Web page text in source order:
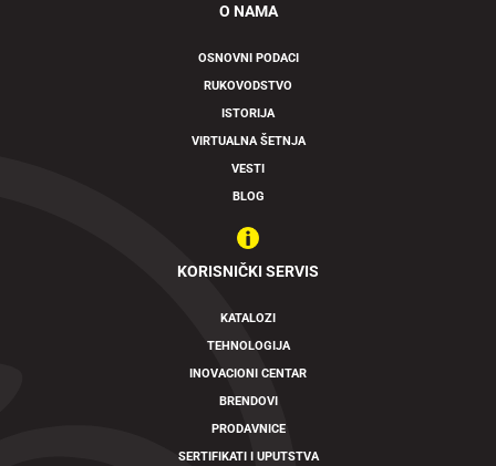
O NAMA
OSNOVNI PODACI
RUKOVODSTVO
ISTORIJA
VIRTUALNA ŠETNJA
VESTI
BLOG
KORISNIČKI SERVIS
KATALOZI
TEHNOLOGIJA
INOVACIONI CENTAR
BRENDOVI
PRODAVNICE
SERTIFIKATI I UPUTSTVA